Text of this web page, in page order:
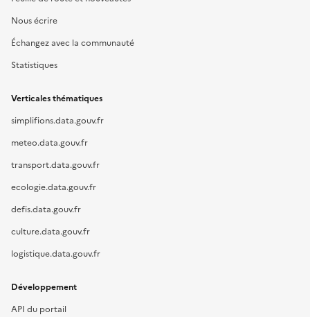
Nous écrire
Échangez avec la communauté
Statistiques
Verticales thématiques
simplifions.data.gouv.fr
meteo.data.gouv.fr
transport.data.gouv.fr
ecologie.data.gouv.fr
defis.data.gouv.fr
culture.data.gouv.fr
logistique.data.gouv.fr
Développement
API du portail